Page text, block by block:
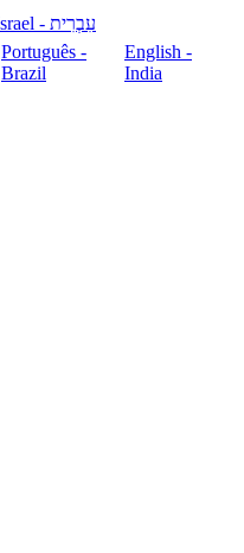
עִבְרִית - Israel
Português -
Brazil
English -
India